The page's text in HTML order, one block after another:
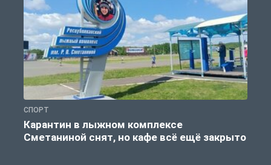
СПОРТ
Карантин в лыжном комплексе
Сметаниной снят, но кафе всё ещё закрыто